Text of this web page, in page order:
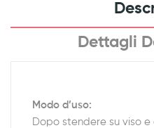
Dettagli
Modo d’uso:
Dopo stendere su viso